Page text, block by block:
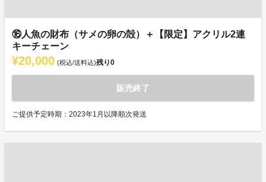
⑯人魚の財布（サメの卵の殻）＋【限定】アクリル2連
キーチェーン
¥20,000 (税込/送料込)残り0
販売終了
ご提供予定時期：2023年1月以降順次発送